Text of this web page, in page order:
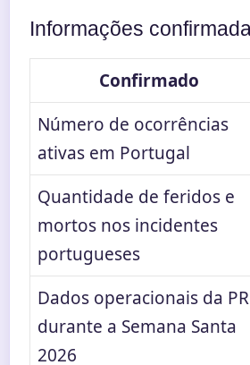
Informações
Confirmado
Número de ocorrências
ativas em Portugal
Quantidade de feridos e
mortos nos incidentes
portugueses
Dados operacionais da
durante a Semana Santa
2026